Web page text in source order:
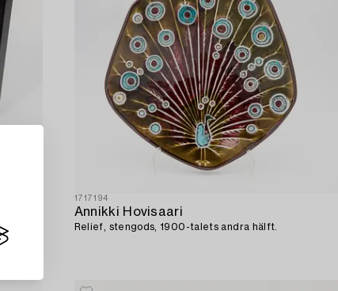
1717194
Annikki Hovisaari
Relief, stengods, 1900-talets andra hälft.